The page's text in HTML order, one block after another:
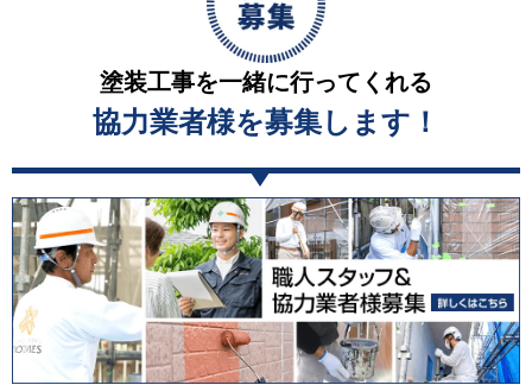
塗装工事を一緒に行ってくれる
協力業者様を募集します！